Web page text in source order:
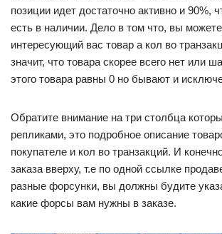
позиции идет достаточно активно и 90%,
есть в наличии. Дело в том что, вы
интересующий вас товар а кол во
значит, что товара скорее всего нет или
этого товара равны 0 но бывают и
Обратите внимание на три столбца
репликами, это подробное описание
покупателе и кол во транзакций. И
заказа вверху, т.е по одной ссылке
разные форсунки, вы должны будите
какие форсы вам нужны в заказе.